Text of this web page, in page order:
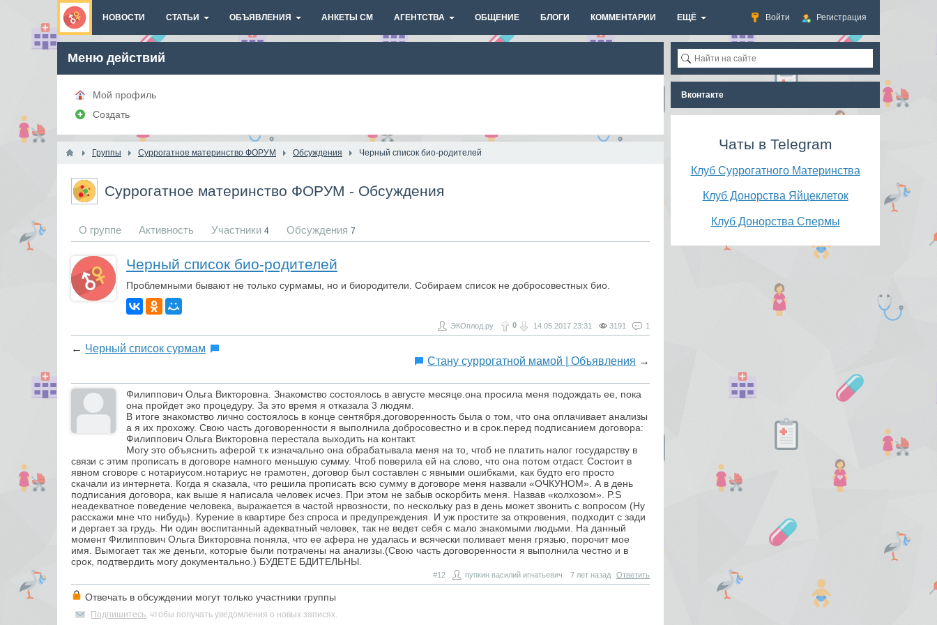
Войти Регистрация
НОВОСТИ СТАТЬИ ОБЪЯВЛЕНИЯ АНКЕТЫ СМ АГЕНТСТВА ОБЩЕНИЕ БЛОГИ КОММЕНТАРИИ ЕЩЁ
Меню действий
Мой профиль
Создать
Группы Суррогатное материнство ФОРУМ Обсуждения Черный список био-родителей
Суррогатное материнство ФОРУМ - Обсуждения
О группе Активность Участники 4 Обсуждения 7
Черный список био-родителей
Проблемными бывают не только сурмамы, но и биородители. Собираем список не добросовестных био.
ЭКОплод.ру 0 14.05.2017 23:31 3191 1
← Черный список сурмам
Стану суррогатной мамой | Объявления →
Филиппович Ольга Викторовна. Знакомство состоялось в августе месяце.она просила меня подождать ее, пока
она пройдет эко процедуру. За это время я отказала 3 людям.
В итоге знакомство лично состоялось в конце сентября.договоренность была о том, что она оплачивает анализы
а я их прохожу. Свою часть договоренности я выполнила добросовестно и в срок.перед подписанием договора:
Филиппович Ольга Викторовна перестала выходить на контакт.
Могу это объяснить аферой т.к изначально она обрабатывала меня на то, чтоб не платить налог государству в
связи с этим прописать в договоре намного меньшую сумму. Чтоб поверила ей на слово, что она потом отдаст. Состоит в
явном сговоре с нотариусом.нотариус не грамотен, договор был составлен с явными ошибками, как будто его просто
скачали из интернета. Когда я сказала, что решила прописать всю сумму в договоре меня назвали «ОЧКУНОМ». А в день
подписания договора, как выше я написала человек исчез. При этом не забыв оскорбить меня. Назвав «колхозом». P.S
неадекватное поведение человека, выражается в частой нрвозности, по нескольку раз в день может звонить с вопросом (Ну
расскажи мне что нибудь). Курение в квартире без спроса и предупреждения. И уж простите за откровения, подходит с зади
и дергает за грудь. Ни один воспитанный адекватный человек, так не ведет себя с мало знакомыми людьми. На данный
момент Филиппович Ольга Викторовна поняла, что ее афера не удалась и всячески поливает меня грязью, порочит мое
имя. Вымогает так же деньги, которые были потрачены на анализы.(Свою часть договоренности я выполнила честно и в
срок, подтвердить могу документально.) БУДЕТЕ БДИТЕЛЬНЫ.
#12 пупкин василий игнатьевич 7 лет назад Ответить
Отвечать в обсуждении могут только участники группы
Подпишитесь, чтобы получать уведомления о новых записях.
Вконтакте
Чаты в Telegram
Клуб Суррогатного Материнства
Клуб Донорства Яйцеклеток
Клуб Донорства Спермы